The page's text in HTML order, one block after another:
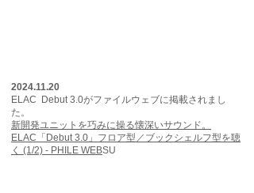
2024.11.20
ELAC Debut 3.0がファイルウェブに掲載されまし
た。
新開発ユニットを巧みに操る懐深いサウンド。
ELAC「Debut 3.0」フロア型／ブックシェルフ型を聴
く (1/2) - PHILE WEBSU